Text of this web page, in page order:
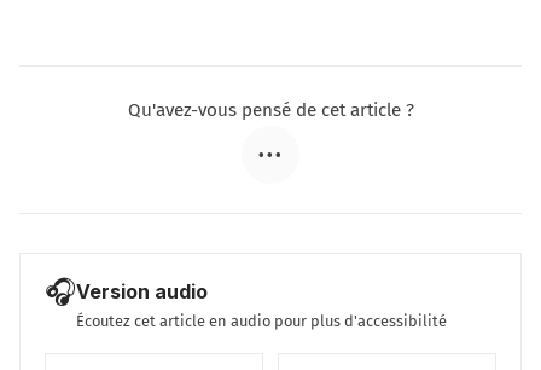
Qu'avez-vous pensé de cet article ?
•••
🎧Version audio
Écoutez cet article en audio pour plus d'accessibilité